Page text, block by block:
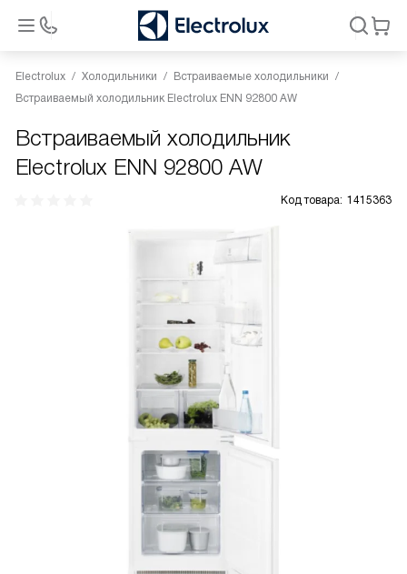
Electrolux Холодильники
Встраиваемые холодильники
Встраиваемый холодильник Electrolux ENN 92800 AW
Встраиваемый холодильник
Electrolux ENN 92800 AW
Код товара: 1415363